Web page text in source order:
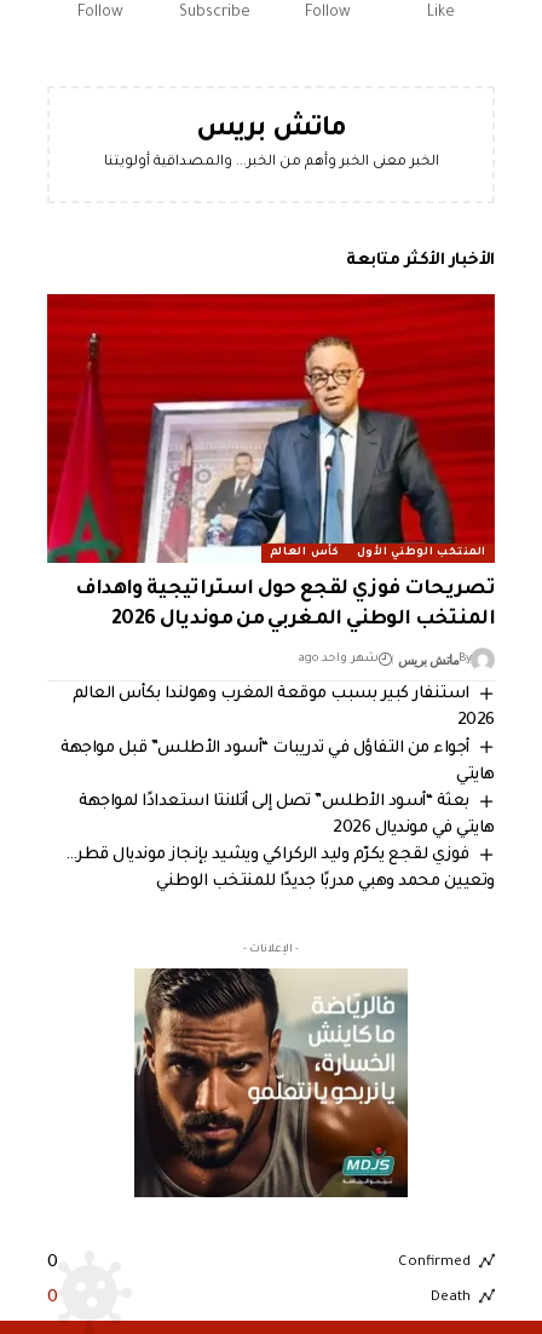
Like
Follow
Subscribe
Follow
ماتش بريس
الخبر معنى الخبر وأهم من الخبر... والمصداقية أولويتنا
الأخبار الأكثر متابعة
المنتخب الوطني الأول كأس العالم
تصريحات فوزي لقجع حول استراتيجية واهداف
المنتخب الوطني المغربي من مونديال 2026
Byماتش بريس شهر واحد ago
استنفار كبير بسبب موقعة المغرب وهولندا بكأس العالم
2026
أجواء من التفاؤل في تدريبات “أسود الأطلس” قبل مواجهة
هايتي
بعثة “أسود الأطلس” تصل إلى أتلانتا استعدادًا لمواجهة
هايتي في مونديال 2026
فوزي لقجع يكرّم وليد الركراكي ويشيد بإنجاز مونديال قطر…
وتعيين محمد وهبي مدربًا جديدًا للمنتخب الوطني
- الإعلانات -
Confirmed
0
Death
0